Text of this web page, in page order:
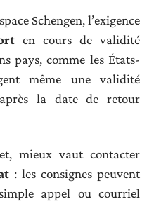
Schengen, l’exigence
en cours de validité
pays, comme les États-
même une validité
la date de retour
mieux vaut contacter
: les consignes peuvent
appel ou courriel